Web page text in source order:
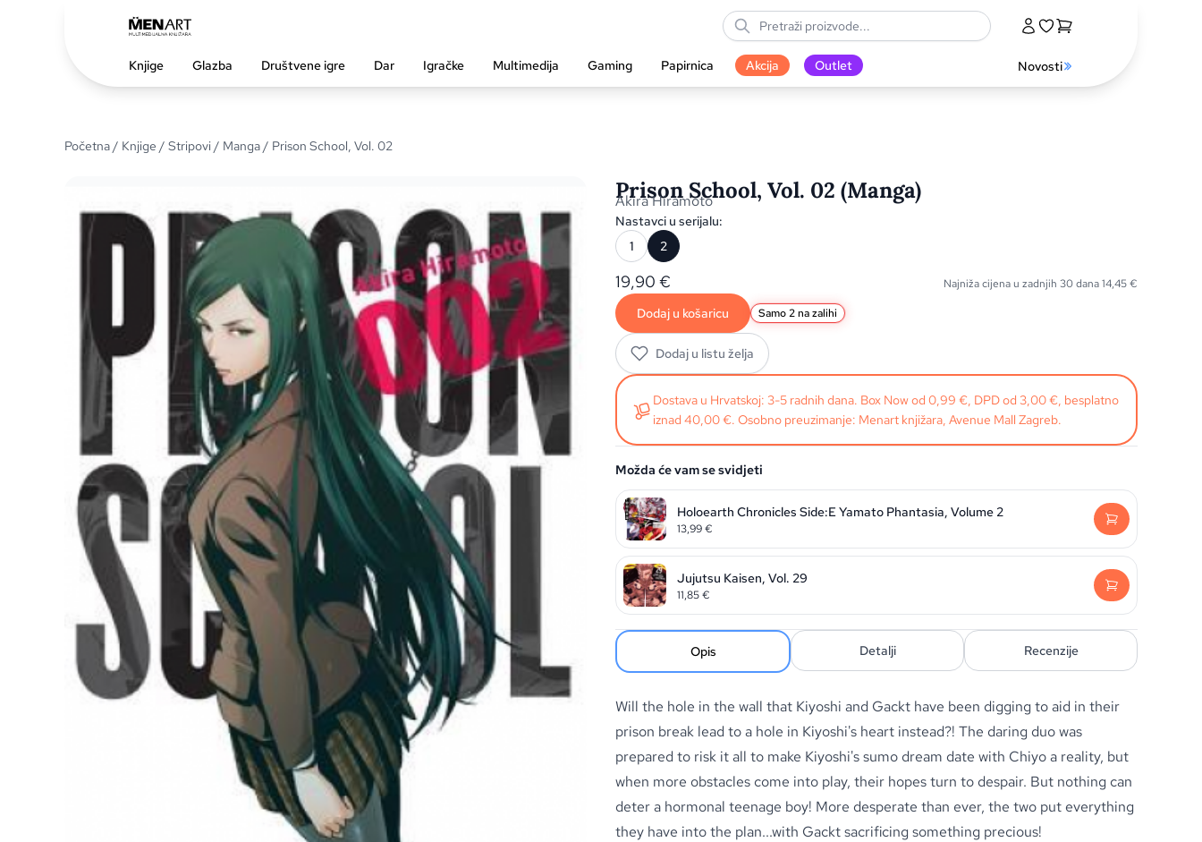
Knjige Glazba Društvene igre Dar Igračke Multimedija Gaming Papirnica Akcija Outlet Novosti
Početna/ Knjige / Stripovi/ Manga/ Prison School, Vol. 02
Prison School, Vol. 02 (Manga)
Akira Hiramoto
Nastavci u serijalu:
1
2
19,90 € Najniža cijena u zadnjih 30 dana14,45€
Dodaj u košaricu Samo 2 na zalihi
Dodaj u listu želja
Dostava u Hrvatskoj: 3-5 radnih dana. Box Now od 0,99 €, DPD od 3,00 €, besplatno
iznad 40,00 €. Osobno preuzimanje: Menart knjižara, Avenue Mall Zagreb.
Možda će vam se svidjeti
Holoearth Chronicles Side:E Yamato Phantasia, Volume 2
13,99€
Jujutsu Kaisen, Vol. 29
11,85€
Opis Detalji Recenzije
Will the hole in the wall that Kiyoshi and Gackt have been digging to aid in their
prison break lead to a hole in Kiyoshi's heart instead?! The daring duo was
prepared to risk it all to make Kiyoshi's sumo dream date with Chiyo a reality, but
when more obstacles come into play, their hopes turn to despair. But nothing can
deter a hormonal teenage boy! More desperate than ever, the two put everything
they have into the plan...with Gackt sacrificing something precious!